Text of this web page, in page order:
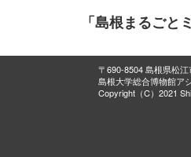
「島根まるご
〒690-8504 島根県松
島根大学総合博物館ア
Copyright（C）2021